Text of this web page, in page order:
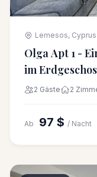
Lemesos, Cyprus
Olga Apt 1 -
im
2 Gäste 2
Ab 97 $ / Nacht